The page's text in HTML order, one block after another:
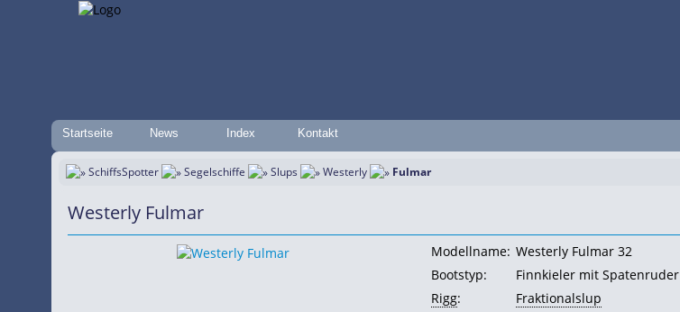
Startseite News Index Kontakt
SchiffsSpotter Segelschiffe Slups Westerly Fulmar
Westerly Fulmar
Modellname: Westerly Fulmar 32
Bootstyp:
Finnkieler mit Spatenruder
Rigg:
Fraktionalslup